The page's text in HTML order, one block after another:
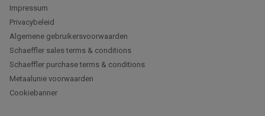
Impressum
Privacybeleid
Algemene gebruikersvoorwaarden
Schaeffler sales terms & conditions
Schaeffler purchase terms & conditions
Metaalunie voorwaarden
Cookiebanner